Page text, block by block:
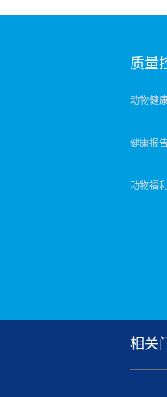
质量
动物健
健康报
动物福利
相关